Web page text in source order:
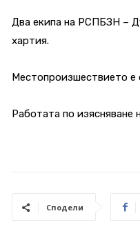
Два екипа на РСПБЗН –
хартия.
Местопроизшествието е
Работата по изясняване
Сподели